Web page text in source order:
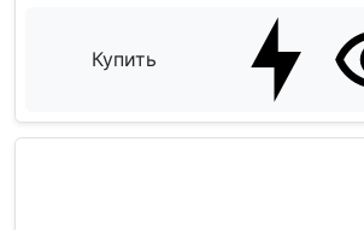
Купить